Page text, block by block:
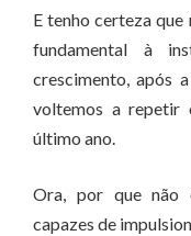
E tenho certeza
fundamental à
crescimento, após
voltemos a repetir
último ano.
Ora, por que não
capazes de